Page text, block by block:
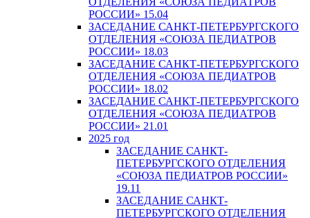
РОССИИ» 15.04
ЗАСЕДАНИЕ САНКТ-ПЕТЕРБУРГСКОГО
ОТДЕЛЕНИЯ «СОЮЗА ПЕДИАТРОВ
РОССИИ» 18.03
ЗАСЕДАНИЕ САНКТ-ПЕТЕРБУРГСКОГО
ОТДЕЛЕНИЯ «СОЮЗА ПЕДИАТРОВ
РОССИИ» 18.02
ЗАСЕДАНИЕ САНКТ-ПЕТЕРБУРГСКОГО
ОТДЕЛЕНИЯ «СОЮЗА ПЕДИАТРОВ
РОССИИ» 21.01
2025 год
ЗАСЕДАНИЕ САНКТ-
ПЕТЕРБУРГСКОГО ОТДЕЛЕНИЯ
«СОЮЗА ПЕДИАТРОВ РОССИИ»
19.11
ЗАСЕДАНИЕ САНКТ-
ПЕТЕРБУРГСКОГО ОТДЕЛЕНИЯ